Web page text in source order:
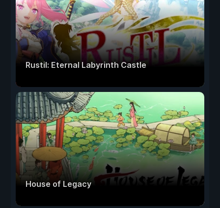
Rustil: Eternal Labyrinth Castle
House of Legacy